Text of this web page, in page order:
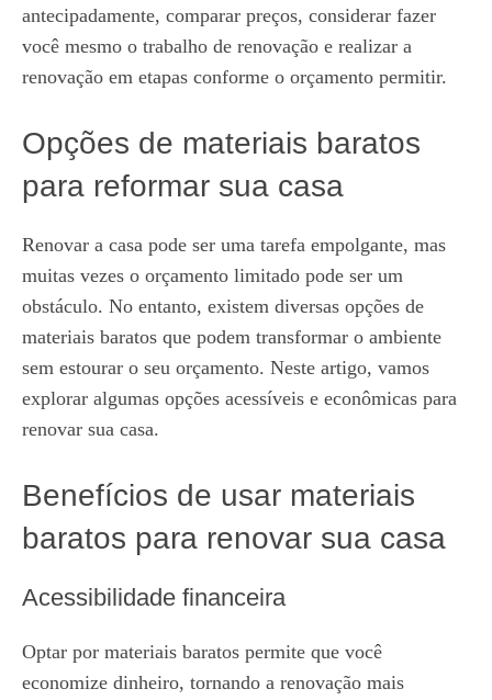
antecipadamente, comparar preços, considerar fazer
você mesmo o trabalho de renovação e realizar a
renovação em etapas conforme o orçamento permitir.
Opções de materiais baratos
para reformar sua casa
Renovar a casa pode ser uma tarefa empolgante, mas
muitas vezes o orçamento limitado pode ser um
obstáculo. No entanto, existem diversas opções de
materiais baratos que podem transformar o ambiente
sem estourar o seu orçamento. Neste artigo, vamos
explorar algumas opções acessíveis e econômicas para
renovar sua casa.
Benefícios de usar materiais
baratos para renovar sua casa
Acessibilidade financeira
Optar por materiais baratos permite que você
economize dinheiro, tornando a renovação mais